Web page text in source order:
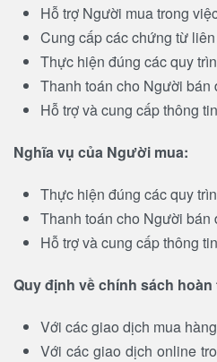
Hỗ trợ Người mua trong
Cung cấp các chứng từ
Thực hiện đúng các quy
Thanh toán cho Người bán
Hỗ trợ và cung cấp thông
Nghĩa vụ của Người mua:
Thực hiện đúng các quy
Thanh toán cho Người bán
Hỗ trợ và cung cấp thông
Quy định về chính sách
Với các giao dịch mua
Với các giao dịch online